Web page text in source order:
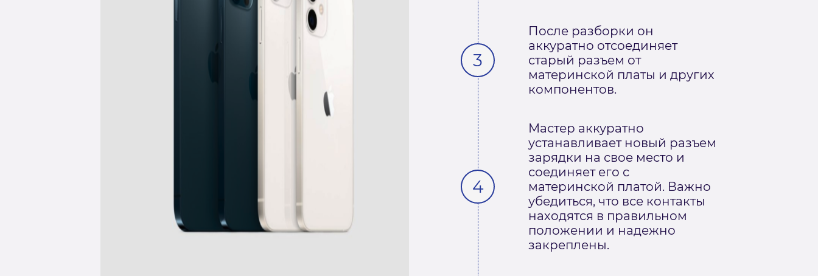
После разборки он
аккуратно отсоединяет
старый разъем от
материнской платы и других
компонентов.
Мастер аккуратно
устанавливает новый разъем
зарядки на свое место и
соединяет его с
материнской платой. Важно
убедиться, что все контакты
находятся в правильном
положении и надежно
закреплены.